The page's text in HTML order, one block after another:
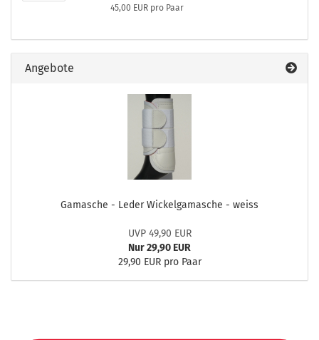
45,00 EUR pro Paar
Angebote
Gamasche - Leder Wickelgamasche - weiss
UVP 49,90 EUR
Nur 29,90 EUR
29,90 EUR pro Paar